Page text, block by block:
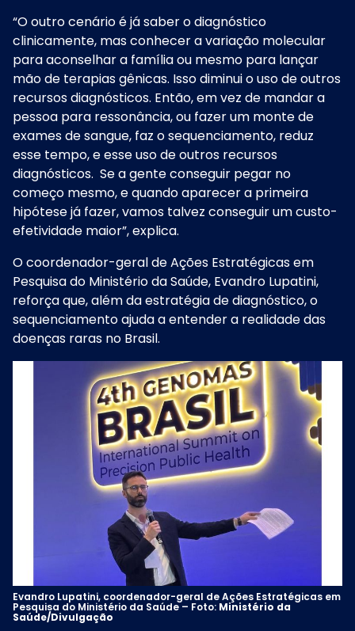
“O outro cenário é já saber o diagnóstico
clinicamente, mas conhecer a variação molecular
para aconselhar a família ou mesmo para lançar
mão de terapias gênicas. Isso diminui o uso de outros
recursos diagnósticos. Então, em vez de mandar a
pessoa para ressonância, ou fazer um monte de
exames de sangue, faz o sequenciamento, reduz
esse tempo, e esse uso de outros recursos
diagnósticos. Se a gente conseguir pegar no
começo mesmo, e quando aparecer a primeira
hipótese já fazer, vamos talvez conseguir um custo-
efetividade maior”, explica.
O coordenador-geral de Ações Estratégicas em
Pesquisa do Ministério da Saúde, Evandro Lupatini,
reforça que, além da estratégia de diagnóstico, o
sequenciamento ajuda a entender a realidade das
doenças raras no Brasil.
Evandro Lupatini, coordenador-geral de Ações Estratégicas em
Pesquisa do Ministério da Saúde – Foto: Ministério da
Saúde/Divulgação